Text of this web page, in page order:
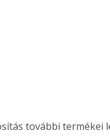
további termékei